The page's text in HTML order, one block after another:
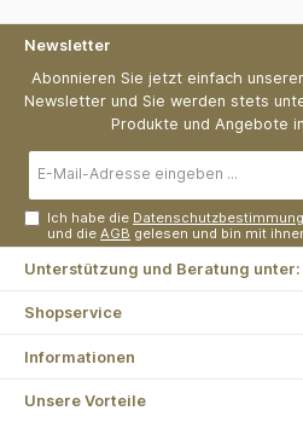
Newsletter
Abonnieren Sie jetzt einfach
Newsletter und Sie werden stets
Produkte und Angebote
Mail-
Ich habe die
und dieAGB gelesen und bin mit
Unterstützung und Beratung unter:
Shopservice
Informationen
Unsere Vorteile